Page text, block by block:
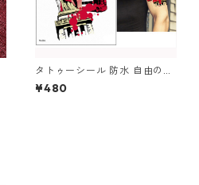
タトゥーシール 防水 自由の女
神 アメリカ 米 蝶 バス ボディ
シール 入れ墨 刺青 ボディアー
¥480